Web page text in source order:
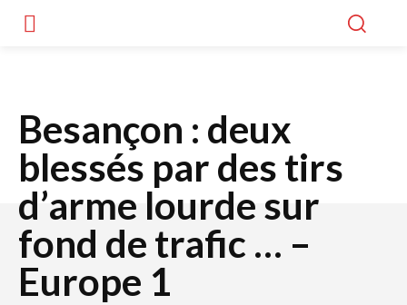
Besançon : deux
blessés par des tirs
d’arme lourde sur
fond de trafic … –
Europe 1